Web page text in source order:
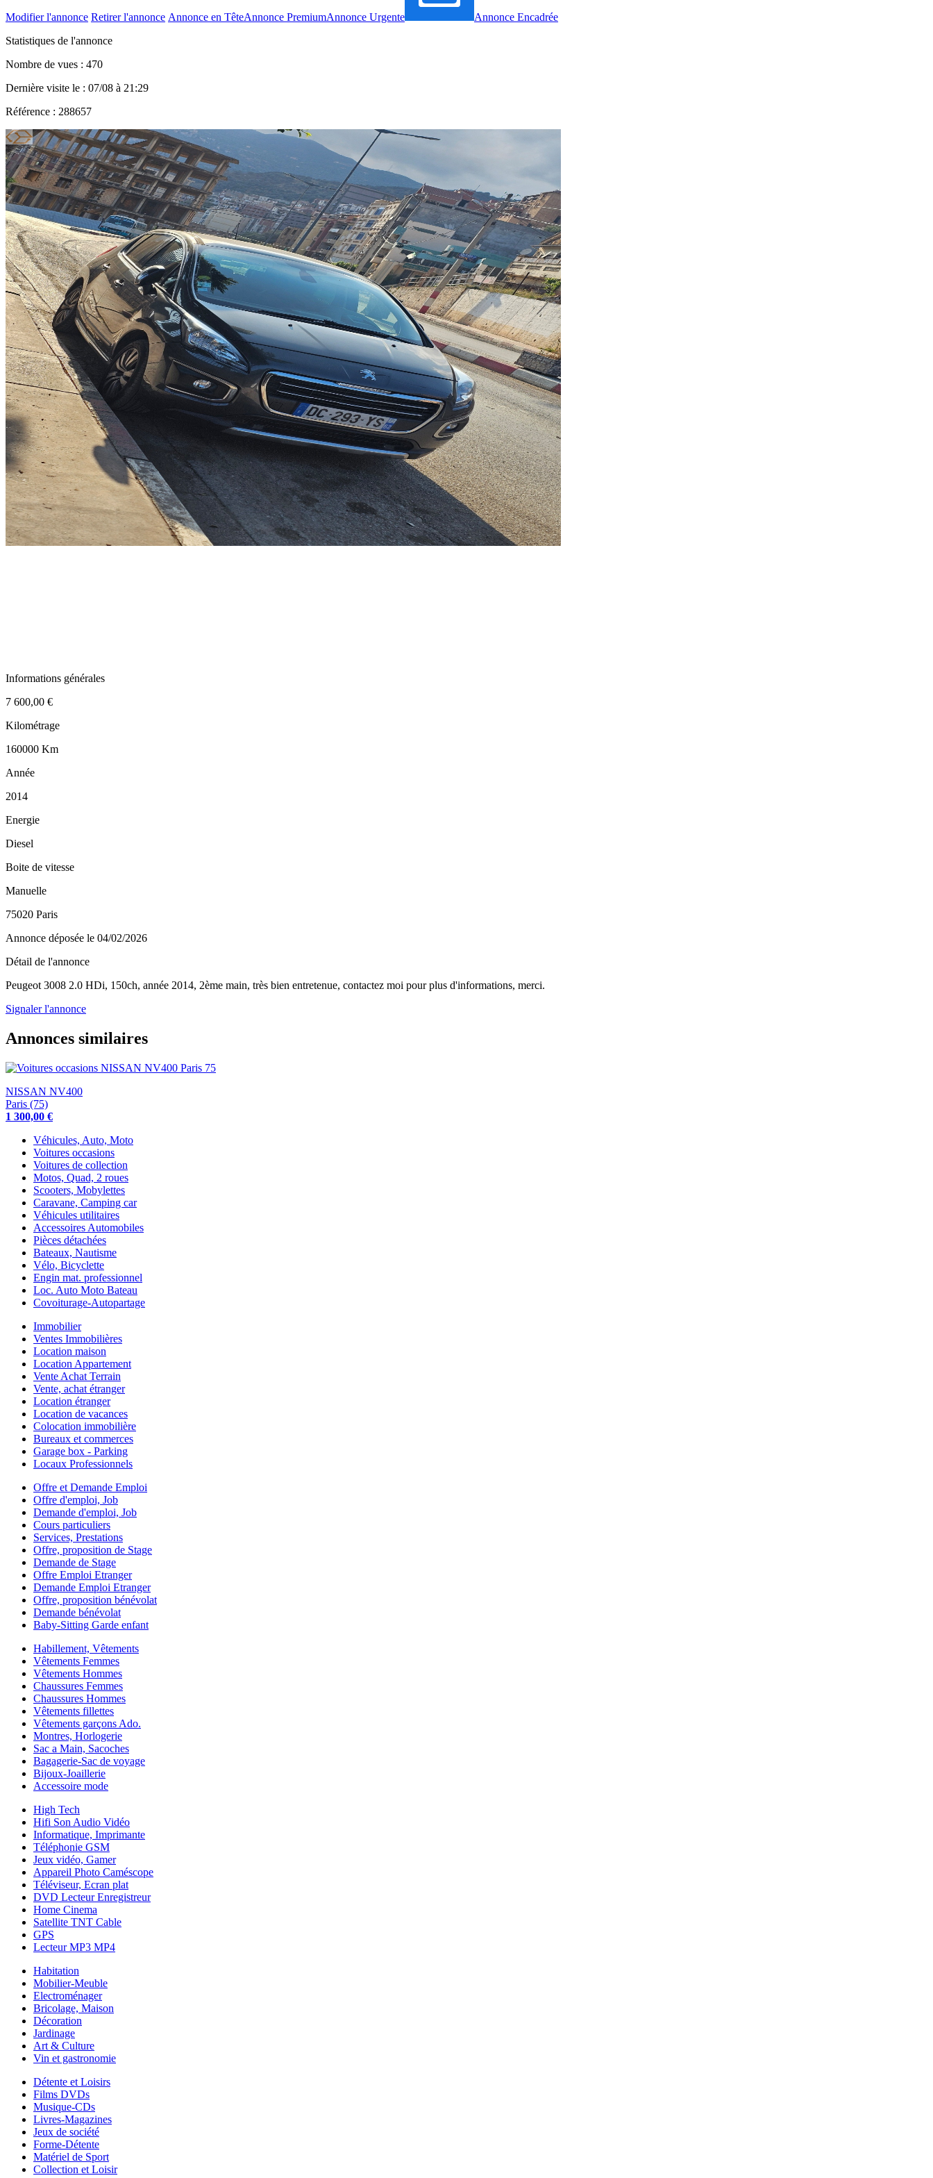
Modifier l'annonce Retirer l'annonce Annonce en TêteAnnonce PremiumAnnonce Urgente
Annonce Encadrée
Statistiques de l'annonce
Nombre de vues : 470
Dernière visite le : 07/08 à 21:29
Référence : 288657
Informations générales
7 600,00 €
Kilométrage
160000 Km
Année
2014
Energie
Diesel
Boite de vitesse
Manuelle
75020 Paris
Annonce déposée le 04/02/2026
Détail de l'annonce
Peugeot 3008 2.0 HDi, 150ch, année 2014, 2ème main, très bien entretenue, contactez moi pour plus d'informations, merci.
Signaler l'annonce
Annonces similaires
NISSAN NV400
Paris (75)
1 300,00 €
Véhicules, Auto, Moto
Voitures occasions
Voitures de collection
Motos, Quad, 2 roues
Scooters, Mobylettes
Caravane, Camping car
Véhicules utilitaires
Accessoires Automobiles
Pièces détachées
Bateaux, Nautisme
Vélo, Bicyclette
Engin mat. professionnel
Loc. Auto Moto Bateau
Covoiturage-Autopartage
Immobilier
Ventes Immobilières
Location maison
Location Appartement
Vente Achat Terrain
Vente, achat étranger
Location étranger
Location de vacances
Colocation immobilière
Bureaux et commerces
Garage box - Parking
Locaux Professionnels
Offre et Demande Emploi
Offre d'emploi, Job
Demande d'emploi, Job
Cours particuliers
Services, Prestations
Offre, proposition de Stage
Demande de Stage
Offre Emploi Etranger
Demande Emploi Etranger
Offre, proposition bénévolat
Demande bénévolat
Baby-Sitting Garde enfant
Habillement, Vêtements
Vêtements Femmes
Vêtements Hommes
Chaussures Femmes
Chaussures Hommes
Vêtements fillettes
Vêtements garçons Ado.
Montres, Horlogerie
Sac a Main, Sacoches
Bagagerie-Sac de voyage
Bijoux-Joaillerie
Accessoire mode
High Tech
Hifi Son Audio Vidéo
Informatique, Imprimante
Téléphonie GSM
Jeux vidéo, Gamer
Appareil Photo Caméscope
Téléviseur, Ecran plat
DVD Lecteur Enregistreur
Home Cinema
Satellite TNT Cable
GPS
Lecteur MP3 MP4
Habitation
Mobilier-Meuble
Electroménager
Bricolage, Maison
Décoration
Jardinage
Art & Culture
Vin et gastronomie
Détente et Loisirs
Films DVDs
Musique-CDs
Livres-Magazines
Jeux de société
Forme-Détente
Matériel de Sport
Collection et Loisir